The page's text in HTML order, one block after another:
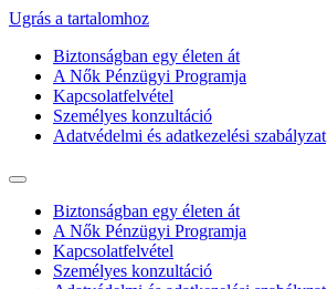
Ugrás a tartalomhoz
Biztonságban egy életen át
A Nők Pénzügyi Programja
Kapcsolatfelvétel
Személyes konzultáció
Adatvédelmi és adatkezelési szabályzat
Biztonságban egy életen át
A Nők Pénzügyi Programja
Kapcsolatfelvétel
Személyes konzultáció